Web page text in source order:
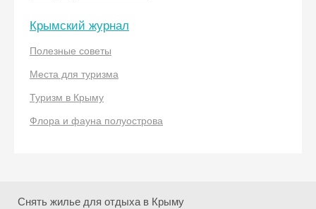
Крымский журнал
Полезные советы
Места для туризма
Туризм в Крыму
Флора и фауна полуострова
Снять жилье для отдыха в Крыму
Скидка −5%